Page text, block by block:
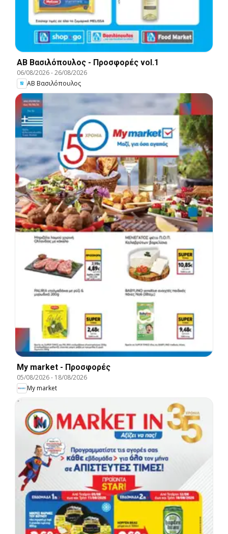
ΑΒ Βασιλόπουλος - Προσφορές vol.1
06/08/2026-26/08/2026
ΑΒ Βασιλόπουλος
My market - Προσφορές
05/08/2026- 18/08/2026
My market